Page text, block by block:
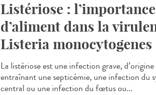
Listériose :
d’aliment dans la
Listeria monocytogenes
La listériose est une infection grave,
entraînant une septicémie, une infection du
central ou une infection du fœtus ou...